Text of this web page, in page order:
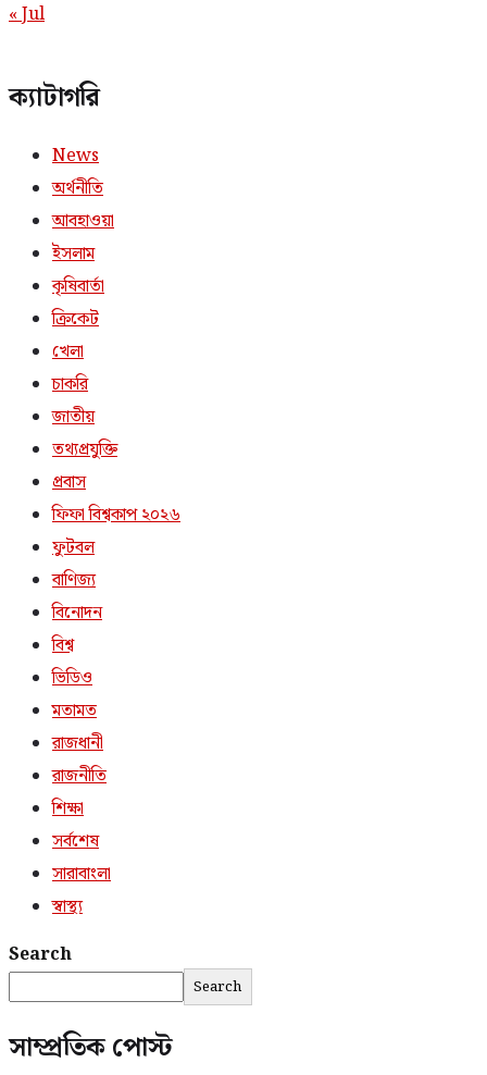
« Jul
ক্যাটাগরি
News
অর্থনীতি
আবহাওয়া
ইসলাম
কৃষিবার্তা
ক্রিকেট
খেলা
চাকরি
জাতীয়
তথ্যপ্রযুক্তি
প্রবাস
ফিফা বিশ্বকাপ ২০২৬
ফুটবল
বাণিজ্য
বিনোদন
বিশ্ব
ভিডিও
মতামত
রাজধানী
রাজনীতি
শিক্ষা
সর্বশেষ
সারাবাংলা
স্বাস্থ্য
Search
Search
সাম্প্রতিক পোস্ট